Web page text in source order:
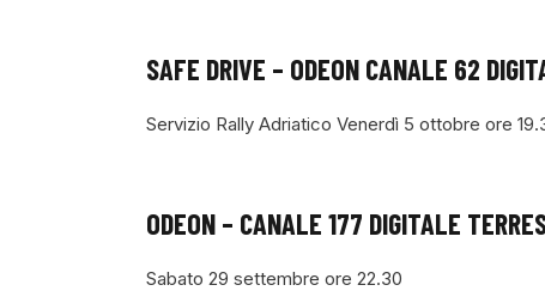
SAFE DRIVE – ODEON CANALE 62
Servizio Rally Adriatico Venerdì 5 ottobre ore
ODEON – CANALE 177 DIGITALE
Sabato 29 settembre ore 22.30